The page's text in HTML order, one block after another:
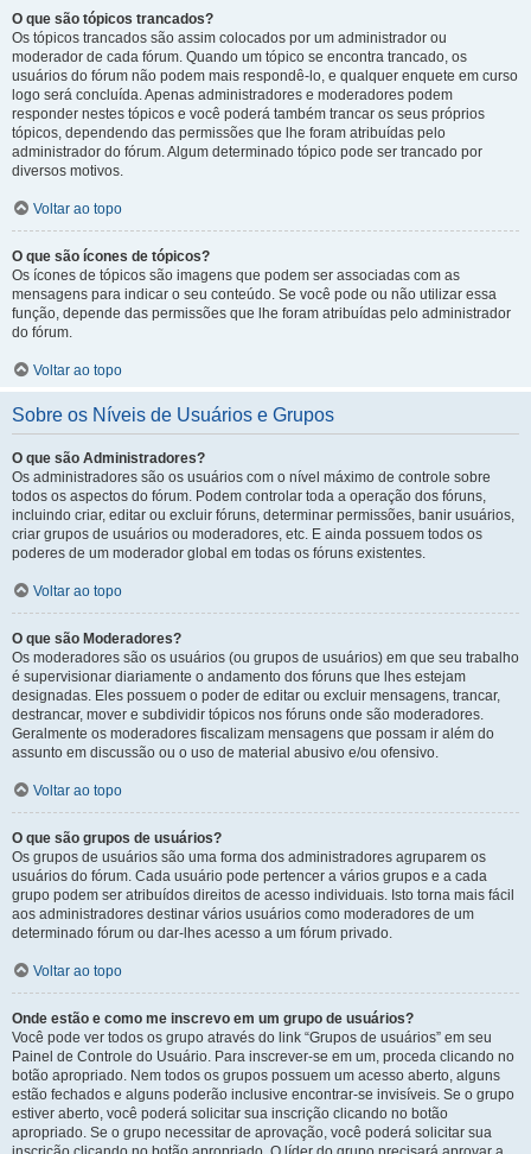
O que são tópicos trancados?
Os tópicos trancados são assim colocados por um administrador ou
moderador de cada fórum. Quando um tópico se encontra trancado, os
usuários do fórum não podem mais respondê-lo, e qualquer enquete em curso
logo será concluída. Apenas administradores e moderadores podem
responder nestes tópicos e você poderá também trancar os seus próprios
tópicos, dependendo das permissões que lhe foram atribuídas pelo
administrador do fórum. Algum determinado tópico pode ser trancado por
diversos motivos.
Voltar ao topo
O que são ícones de tópicos?
Os ícones de tópicos são imagens que podem ser associadas com as
mensagens para indicar o seu conteúdo. Se você pode ou não utilizar essa
função, depende das permissões que lhe foram atribuídas pelo administrador
do fórum.
Voltar ao topo
Sobre os Níveis de Usuários e Grupos
O que são Administradores?
Os administradores são os usuários com o nível máximo de controle sobre
todos os aspectos do fórum. Podem controlar toda a operação dos fóruns,
incluindo criar, editar ou excluir fóruns, determinar permissões, banir usuários,
criar grupos de usuários ou moderadores, etc. E ainda possuem todos os
poderes de um moderador global em todas os fóruns existentes.
Voltar ao topo
O que são Moderadores?
Os moderadores são os usuários (ou grupos de usuários) em que seu trabalho
é supervisionar diariamente o andamento dos fóruns que lhes estejam
designadas. Eles possuem o poder de editar ou excluir mensagens, trancar,
destrancar, mover e subdividir tópicos nos fóruns onde são moderadores.
Geralmente os moderadores fiscalizam mensagens que possam ir além do
assunto em discussão ou o uso de material abusivo e/ou ofensivo.
Voltar ao topo
O que são grupos de usuários?
Os grupos de usuários são uma forma dos administradores agruparem os
usuários do fórum. Cada usuário pode pertencer a vários grupos e a cada
grupo podem ser atribuídos direitos de acesso individuais. Isto torna mais fácil
aos administradores destinar vários usuários como moderadores de um
determinado fórum ou dar-lhes acesso a um fórum privado.
Voltar ao topo
Onde estão e como me inscrevo em um grupo de usuários?
Você pode ver todos os grupo através do link “Grupos de usuários” em seu
Painel de Controle do Usuário. Para inscrever-se em um, proceda clicando no
botão apropriado. Nem todos os grupos possuem um acesso aberto, alguns
estão fechados e alguns poderão inclusive encontrar-se invisíveis. Se o grupo
estiver aberto, você poderá solicitar sua inscrição clicando no botão
apropriado. Se o grupo necessitar de aprovação, você poderá solicitar sua